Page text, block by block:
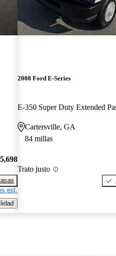
est.
2008 Ford E-Series
Cartersville, GA
84 millas
Trato justo